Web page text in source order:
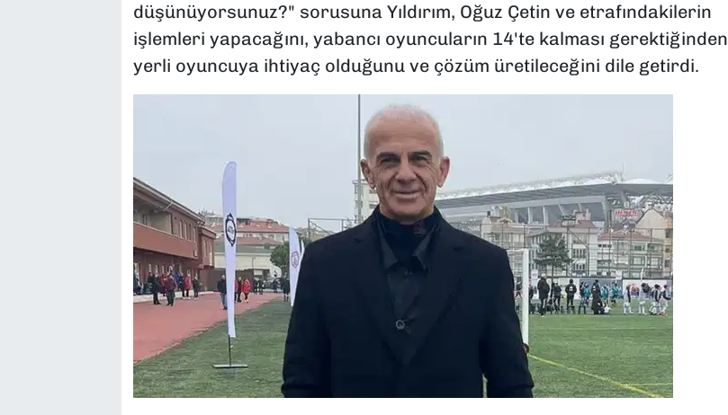
düşünüyorsunuz?" sorusuna Yıldırım, Oğuz Çetin ve etrafındakilerin
işlemleri yapacağını, yabancı oyuncuların 14'te kalması gerektiğinden
yerli oyuncuya ihtiyaç olduğunu ve çözüm üretileceğini dile getirdi.